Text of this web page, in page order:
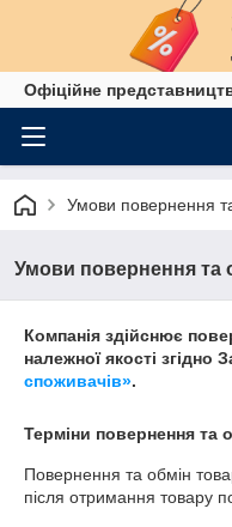
Офіційне
Умови повернення
Умови повернення та
Компанія здійснює
належної якості згідно
споживачів».
Терміни повернення та
Повернення та обмін
після отримання товару